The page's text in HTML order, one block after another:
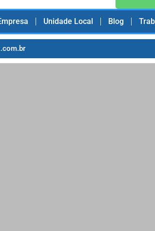
Unidade Local Blog